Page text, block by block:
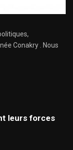
Conakry . Nous
leurs forces